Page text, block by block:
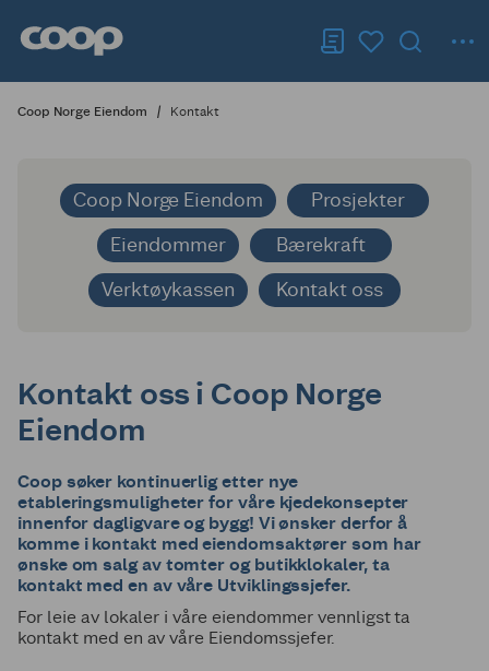
Coop Norge Eiendom Kontakt
Coop Norge Eiendom
Prosjekter
Eiendommer
Bærekraft
Verktøykassen
Kontakt oss
Kontakt oss i Coop Norge
Eiendom
Coop søker kontinuerlig etter nye
etableringsmuligheter for våre kjedekonsepter
innenfor dagligvare og bygg! Vi ønsker derfor å
komme i kontakt med eiendomsaktører som har
ønske om salg av tomter og butikklokaler, ta
kontakt med en av våre Utviklingssjefer.
For leie av lokaler i våre eiendommer vennligst ta
kontakt med en av våre Eiendomssjefer.